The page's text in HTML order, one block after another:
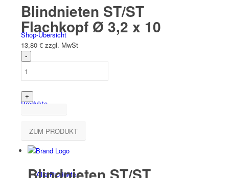
Shop-Übersicht
Produkte
Alle Produkte
Blindnieten ST/ST
Flachkopf Ø 3,2 x 10
13,80 € zzgl. MwSt
ZUM PRODUKT